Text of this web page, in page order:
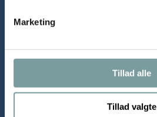
Marketing
Tillad alle
Tillad valgte
Kom til Åbent Hus